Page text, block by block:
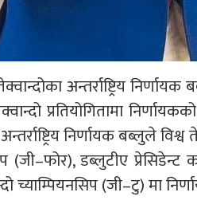
अन्तर्राष्ट्रिय
तेक्वान्दो प्रतियोगितामा
निर्णायक बब्लुले
(जी–फोर), डब्लुटीए
च्याम्पियनसिप (जी–टु) मा